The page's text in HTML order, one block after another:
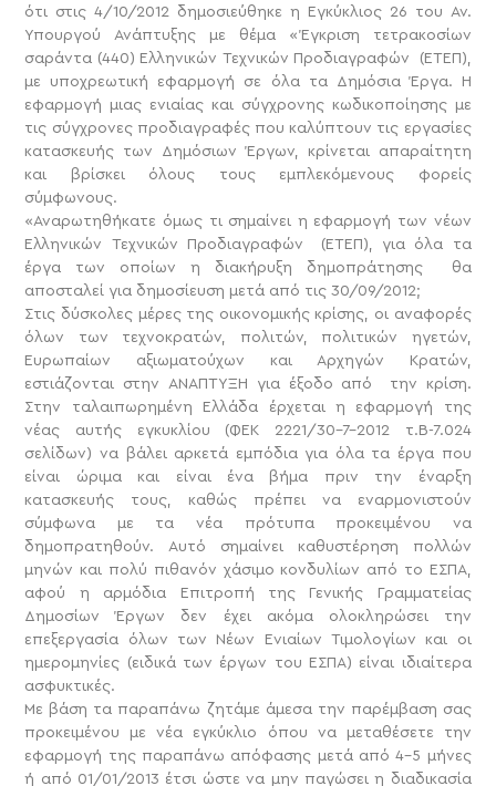
ότι στις 4/10/2012 δημοσιεύθηκε η Εγκύκλιος 26 του Αν.
Υπουργού Ανάπτυξης με θέμα «Έγκριση τετρακοσίων
σαράντα (440) Ελληνικών Τεχνικών Προδιαγραφών (ΕΤΕΠ),
με υποχρεωτική εφαρμογή σε όλα τα Δημόσια Έργα. Η
εφαρμογή μιας ενιαίας και σύγχρονης κωδικοποίησης με
τις σύγχρονες προδιαγραφές που καλύπτουν τις εργασίες
κατασκευής των Δημόσιων Έργων, κρίνεται απαραίτητη
και βρίσκει όλους τους εμπλεκόμενους φορείς
σύμφωνους.
«Αναρωτηθήκατε όμως τι σημαίνει η εφαρμογή των νέων
Ελληνικών Τεχνικών Προδιαγραφών (ΕΤΕΠ), για όλα τα
έργα των οποίων η διακήρυξη δημοπράτησης θα
αποσταλεί για δημοσίευση μετά από τις 30/09/2012;
Στις δύσκολες μέρες της οικονομικής κρίσης, οι αναφορές
όλων των τεχνοκρατών, πολιτών, πολιτικών ηγετών,
Ευρωπαίων αξιωματούχων και Αρχηγών Κρατών,
εστιάζονται στην ΑΝΑΠΤΥΞΗ για έξοδο από την κρίση.
Στην ταλαιπωρημένη Ελλάδα έρχεται η εφαρμογή της
νέας αυτής εγκυκλίου (ΦΕΚ 2221/30-7-2012 τ.Β-7.024
σελίδων) να βάλει αρκετά εμπόδια για όλα τα έργα που
είναι ώριμα και είναι ένα βήμα πριν την έναρξη
κατασκευής τους, καθώς πρέπει να εναρμονιστούν
σύμφωνα με τα νέα πρότυπα προκειμένου να
δημοπρατηθούν. Αυτό σημαίνει καθυστέρηση πολλών
μηνών και πολύ πιθανόν χάσιμο κονδυλίων από το ΕΣΠΑ,
αφού η αρμόδια Επιτροπή της Γενικής Γραμματείας
Δημοσίων Έργων δεν έχει ακόμα ολοκληρώσει την
επεξεργασία όλων των Νέων Ενιαίων Τιμολογίων και οι
ημερομηνίες (ειδικά των έργων του ΕΣΠΑ) είναι ιδιαίτερα
ασφυκτικές.
Με βάση τα παραπάνω ζητάμε άμεσα την παρέμβαση σας
προκειμένου με νέα εγκύκλιο όπου να μεταθέσετε την
εφαρμογή της παραπάνω απόφασης μετά από 4-5 μήνες
ή από 01/01/2013 έτσι ώστε να μην παγώσει η διαδικασία